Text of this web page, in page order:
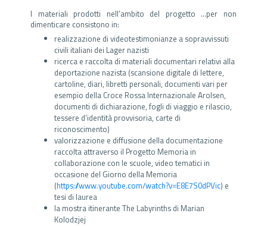
I materiali prodotti nell’ambito del progetto …per non
dimenticare consistono in:
realizzazione di videotestimonianze a sopravvissuti
civili italiani dei Lager nazisti
ricerca e raccolta di materiali documentari relativi alla
deportazione nazista (scansione digitale di lettere,
cartoline, diari, libretti personali, documenti vari per
esempio della Croce Rossa Internazionale Arolsen,
documenti di dichiarazione, fogli di viaggio e rilascio,
tessere d’identità provvisoria, carte di
riconoscimento)
valorizzazione e diffusione della documentazione
raccolta attraverso il Progetto Memoria in
collaborazione con le scuole, video tematici in
occasione del Giorno della Memoria
(https://www.youtube.com/watch?v=E8E7S0dPVic) e
tesi di laurea
la mostra itinerante The Labyrinths di Marian
Kolodzjej